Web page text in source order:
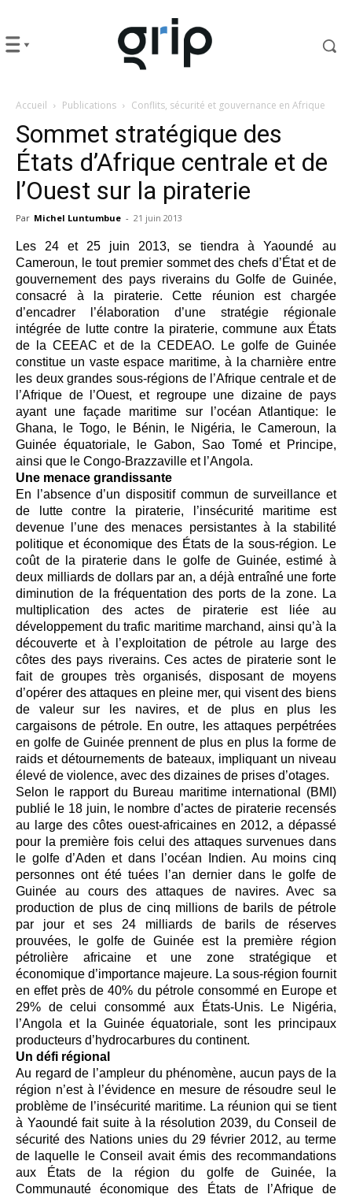
Accueil Publications Conflits, sécurité et gouvernance en Afrique
Sommet stratégique des
États d’Afrique centrale et de
l’Ouest sur la piraterie
Par Michel Luntumbue - 21 juin 2013
Les 24 et 25 juin 2013, se tiendra à Yaoundé au
Cameroun, le tout premier sommet des chefs d’État et de
gouvernement des pays riverains du Golfe de Guinée,
consacré à la piraterie. Cette réunion est chargée
d’encadrer l’élaboration d’une stratégie régionale
intégrée de lutte contre la piraterie, commune aux États
de la CEEAC et de la CEDEAO. Le golfe de Guinée
constitue un vaste espace maritime, à la charnière entre
les deux grandes sous-régions de l’Afrique centrale et de
l’Afrique de l’Ouest, et regroupe une dizaine de pays
ayant une façade maritime sur l’océan Atlantique: le
Ghana, le Togo, le Bénin, le Nigéria, le Cameroun, la
Guinée équatoriale, le Gabon, Sao Tomé et Principe,
ainsi que le Congo-Brazzaville et l’Angola.
Une menace grandissante
En l’absence d’un dispositif commun de surveillance et
de lutte contre la piraterie, l’insécurité maritime est
devenue l’une des menaces persistantes à la stabilité
politique et économique des États de la sous-région. Le
coût de la piraterie dans le golfe de Guinée, estimé à
deux milliards de dollars par an, a déjà entraîné une forte
diminution de la fréquentation des ports de la zone. La
multiplication des actes de piraterie est liée au
développement du trafic maritime marchand, ainsi qu’à la
découverte et à l’exploitation de pétrole au large des
côtes des pays riverains. Ces actes de piraterie sont le
fait de groupes très organisés, disposant de moyens
d’opérer des attaques en pleine mer, qui visent des biens
de valeur sur les navires, et de plus en plus les
cargaisons de pétrole. En outre, les attaques perpétrées
en golfe de Guinée prennent de plus en plus la forme de
raids et détournements de bateaux, impliquant un niveau
élevé de violence, avec des dizaines de prises d’otages.
Selon le rapport du Bureau maritime international (BMI)
publié le 18 juin, le nombre d’actes de piraterie recensés
au large des côtes ouest-africaines en 2012, a dépassé
pour la première fois celui des attaques survenues dans
le golfe d’Aden et dans l’océan Indien. Au moins cinq
personnes ont été tuées l’an dernier dans le golfe de
Guinée au cours des attaques de navires. Avec sa
production de plus de cinq millions de barils de pétrole
par jour et ses 24 milliards de barils de réserves
prouvées, le golfe de Guinée est la première région
pétrolière africaine et une zone stratégique et
économique d’importance majeure. La sous-région fournit
en effet près de 40% du pétrole consommé en Europe et
29% de celui consommé aux États-Unis. Le Nigéria,
l’Angola et la Guinée équatoriale, sont les principaux
producteurs d’hydrocarbures du continent.
Un défi régional
Au regard de l’ampleur du phénomène, aucun pays de la
région n’est à l’évidence en mesure de résoudre seul le
problème de l’insécurité maritime. La réunion qui se tient
à Yaoundé fait suite à la résolution 2039, du Conseil de
sécurité des Nations unies du 29 février 2012, au terme
de laquelle le Conseil avait émis des recommandations
aux États de la région du golfe de Guinée, la
Communauté économique des États de l’Afrique de